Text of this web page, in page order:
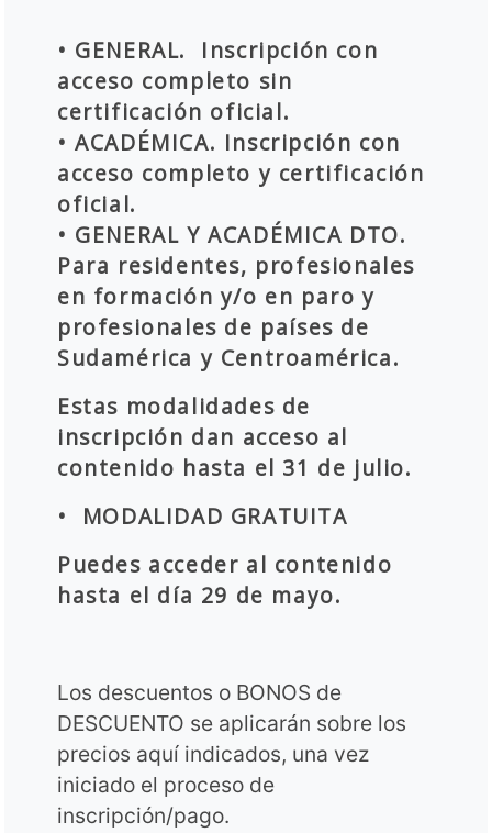
• GENERAL. Inscripción con
acceso completo sin
certificación oficial.
• ACADÉMICA. Inscripción con
acceso completo y certificación
oficial.
• GENERAL Y ACADÉMICA DTO.
Para residentes, profesionales
en formación y/o en paro y
profesionales de países de
Sudamérica y Centroamérica.
Estas modalidades de
inscripción dan acceso al
contenido hasta el 31 de julio.
• MODALIDAD GRATUITA
Puedes acceder al contenido
hasta el día 29 de mayo.
Los descuentos o BONOS de
DESCUENTO se aplicarán sobre los
precios aquí indicados, una vez
iniciado el proceso de
inscripción/pago.